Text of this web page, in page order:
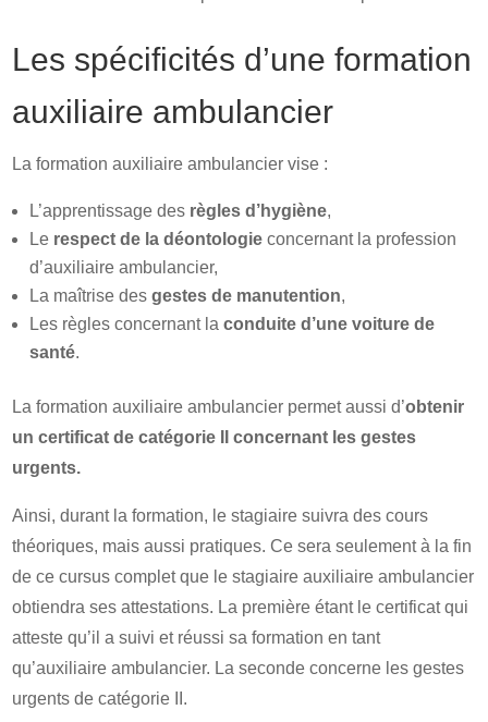
Les spécificités d’une formation
auxiliaire ambulancier
La formation auxiliaire ambulancier vise :
L’apprentissage des règles d’hygiène,
Le respect de la déontologie concernant la profession
d’auxiliaire ambulancier,
La maîtrise desgestes de manutention,
Les règles concernant laconduite d’une voiture de
santé.
La formation auxiliaire ambulancier permet aussi d’obtenir
un certificat de catégorie II concernant les gestes
urgents.
Ainsi, durant la formation, le stagiaire suivra des cours
théoriques, mais aussi pratiques. Ce sera seulement à la fin
de ce cursus complet que le stagiaire auxiliaire ambulancier
obtiendra ses attestations. La première étant le certificat qui
atteste qu’il a suivi et réussi sa formation en tant
qu’auxiliaire ambulancier. La seconde concerne les gestes
urgents de catégorie II.